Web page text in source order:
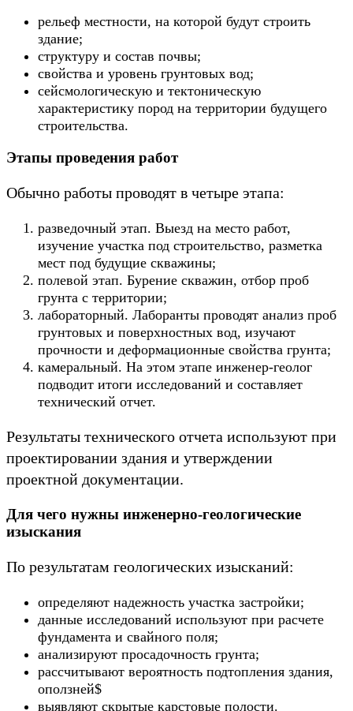
рельеф местности, на которой будут строить
здание;
структуру и состав почвы;
свойства и уровень грунтовых вод;
сейсмологическую и тектоническую
характеристику пород на территории будущего
строительства.
Этапы проведения работ
Обычно работы проводят в четыре этапа:
разведочный этап. Выезд на место работ,
изучение участка под строительство, разметка
мест под будущие скважины;
полевой этап. Бурение скважин, отбор проб
грунта с территории;
лабораторный. Лаборанты проводят анализ проб
грунтовых и поверхностных вод, изучают
прочности и деформационные свойства грунта;
камеральный. На этом этапе инженер-геолог
подводит итоги исследований и составляет
технический отчет.
Результаты технического отчета используют при
проектировании здания и утверждении
проектной документации.
Для чего нужны инженерно-геологические
изыскания
По результатам геологических изысканий:
определяют надежность участка застройки;
данные исследований используют при расчете
фундамента и свайного поля;
анализируют просадочность грунта;
рассчитывают вероятность подтопления здания,
оползней$
выявляют скрытые карстовые полости.